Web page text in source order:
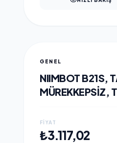
GENEL
NIIMBOT B21S,
MÜREKKEPSIZ,
SIYAH
FIYAT
₺3.117,02